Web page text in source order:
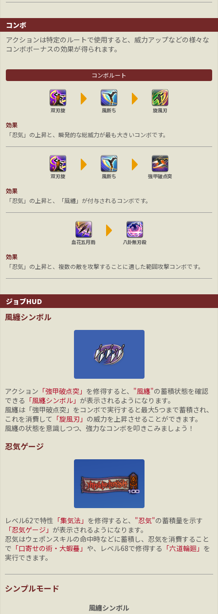
コンボ
アクションは特定のルートで使用すると、威力アップなどの様々な
コンボボーナスの効果が得られます。
コンボルート
双刃旋 風断ち 旋風刃
効果
「忍気」の上昇と、瞬発的な総威力が最も大きいコンボです。
双刃旋 風断ち 強甲破点突
効果
「忍気」の上昇と、「風纏」が付与されるコンボです。
血花五月雨 八卦無刃殺
効果
「忍気」の上昇と、複数の敵を攻撃することに適した範囲攻撃コンボです。
ジョブHUD
風纏シンボル
アクション 「強甲破点突」 を修得すると、 "風纏"の蓄積状態を確認
できる 「風纏シンボル」 が表示されるようになります。
風纏は「強甲破点突」をコンボで実行すると最大5つまで蓄積され、
これを消費して 「旋風刃」 の威力を上昇させることができます。
風纏の状態を意識しつつ、強力なコンボを叩きこみましょう！
忍気ゲージ
レベル62で特性 「集気法」 を修得すると、 "忍気"の蓄積量を示す
「忍気ゲージ」 が表示されるようになります。
忍気はウェポンスキルの命中時などに蓄積し、忍気を消費すること
で 「口寄せの術・大蝦蟇」 や、レベル68で修得する 「六道輪廻」 を
実行できます。
シンプルモード
風纏シンボル